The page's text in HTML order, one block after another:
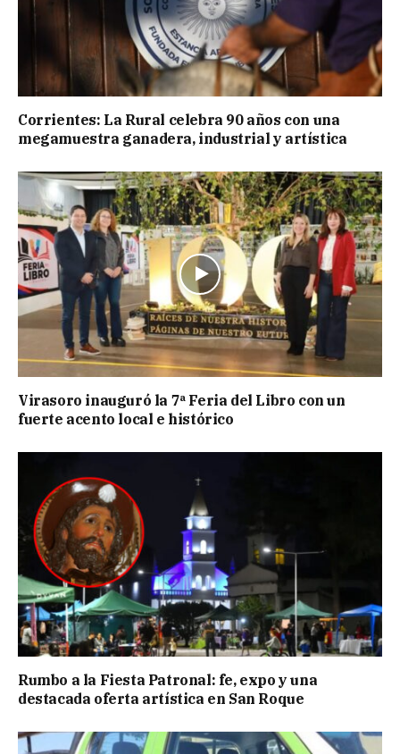
Corrientes: La Rural celebra 90 años con una
megamuestra ganadera, industrial y artística
Virasoro inauguró la 7ª Feria del Libro con un
fuerte acento local e histórico
Rumbo a la Fiesta Patronal: fe, expo y una
destacada oferta artística en San Roque